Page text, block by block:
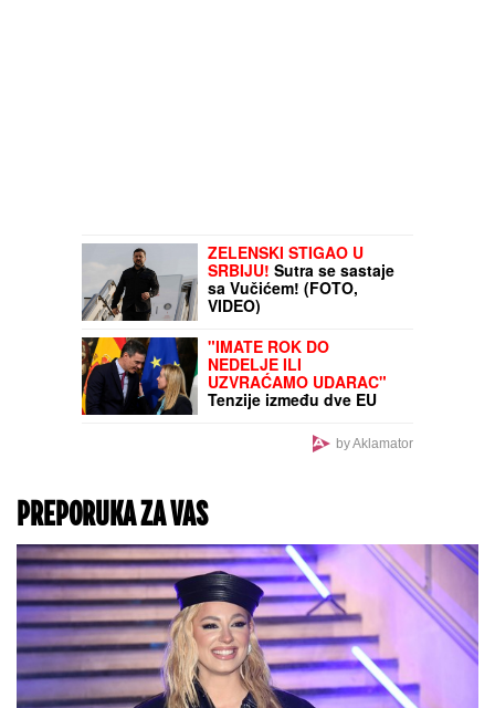
ZELENSKI STIGAO U
SRBIJU! Sutra se sastaje
sa Vučićem! (FOTO,
VIDEO)
"IMATE ROK DO
NEDELJE ILI
UZVRAĆAMO UDARAC"
Tenzije između dve EU
ULTIMATUM I PRETNJA
by Aklamator
PREPORUKA ZA VAS